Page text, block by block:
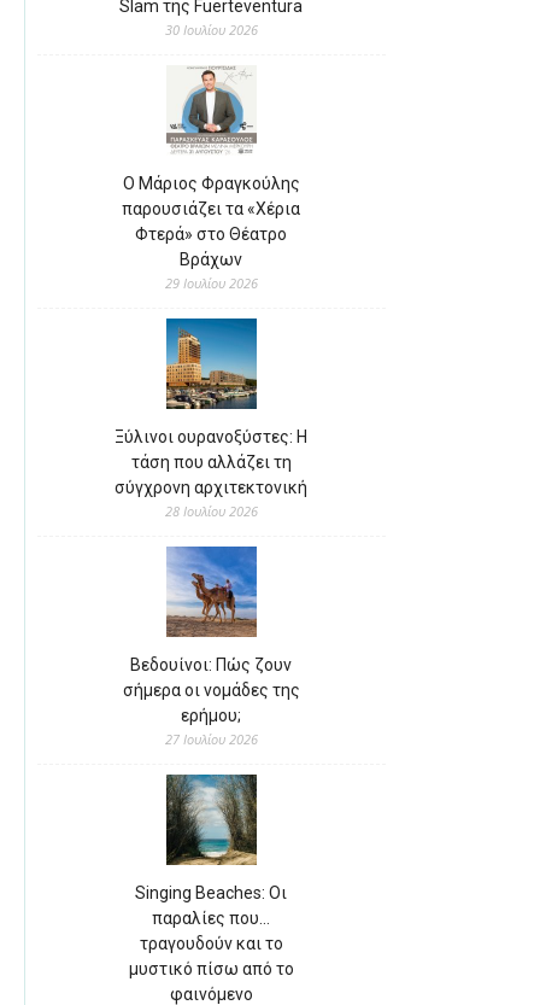
Slam της Fuerteventura
30 Ιουλίου 2026
Ο Μάριος Φραγκούλης
παρουσιάζει τα «Χέρια
Φτερά» στο Θέατρο
Βράχων
29 Ιουλίου 2026
Ξύλινοι ουρανοξύστες: Η
τάση που αλλάζει τη
σύγχρονη αρχιτεκτονική
28 Ιουλίου 2026
Βεδουίνοι: Πώς ζουν
σήμερα οι νομάδες της
ερήμου;
27 Ιουλίου 2026
Singing Beaches: Οι
παραλίες που…
τραγουδούν και το
μυστικό πίσω από το
φαινόμενο